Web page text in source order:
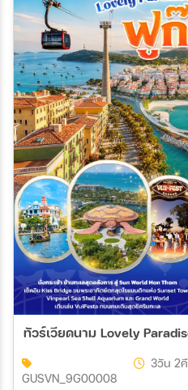
03 ก.ย. 69 - 06 ก.ย. 69
07 ก.ย. 69 - 10 ก.ย. 69
10 ก.ย. 69 - 13 ก.ย. 69
14 ก.ย. 69 - 17 ก.ย. 69
17 ก.ย. 69 - 20 ก.ย. 69
20 ก.ย. 69 - 23 ก.ย. 69
22 ก.ย. 69 - 25 ก.ย. 69
26 ก.ย. 69 - 29 ก.ย. 69
29 ก.ย. 69 - 02 ต.ค. 69
ทัวร์เวียดนาม Lovely
GUSVN_9G00008
3วัน 2